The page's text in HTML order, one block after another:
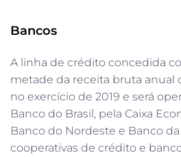
Bancos
A linha de crédito concedida
metade da receita bruta anual
no exercício de 2019 e será
Banco do Brasil, pela Caixa
Banco do Nordeste e Banco da
cooperativas de crédito e